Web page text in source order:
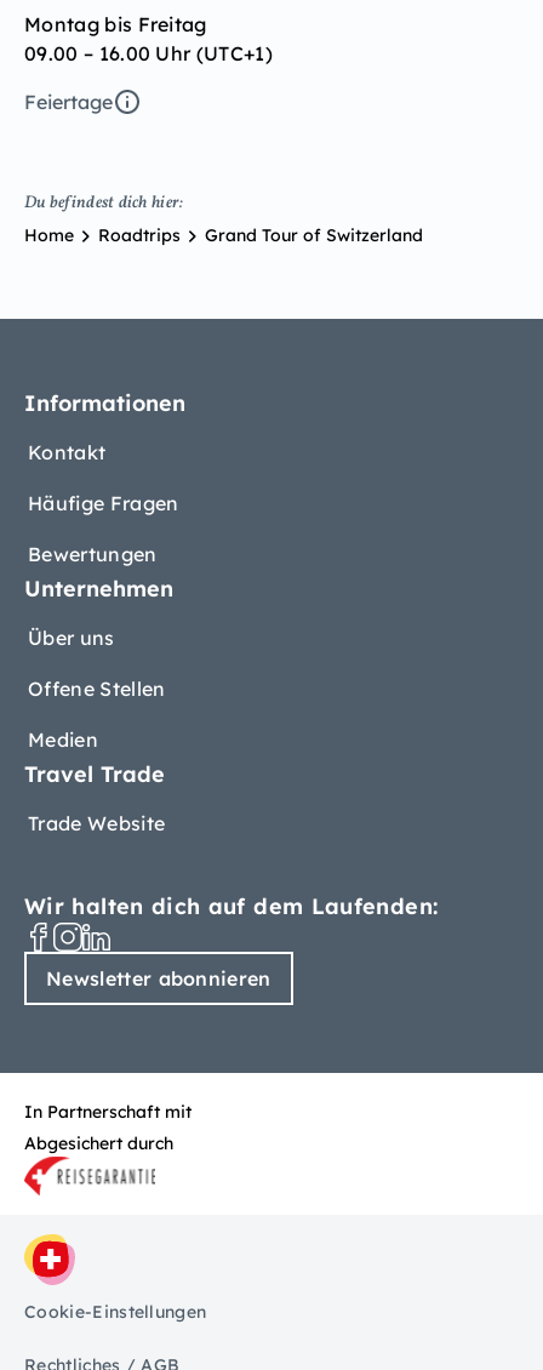
Montag bis Freitag
09.00 – 16.00 Uhr (UTC+1)
Feiertage
Du befindest dich hier:
Home Roadtrips Grand Tour of Switzerland
Informationen
Kontakt
Häufige Fragen
Bewertungen
Unternehmen
Über uns
Offene Stellen
Medien
Travel Trade
Trade Website
Wir halten dich auf dem Laufenden:
Newsletter abonnieren
In Partnerschaft mit
Abgesichert durch
Cookie-Einstellungen
Rechtliches / AGB